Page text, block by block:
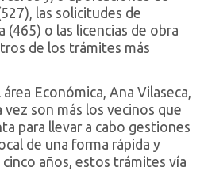
las solicitudes de
(465) o las licencias de obra
de los trámites más
Económica, Ana Vilaseca,
vez son más los vecinos que
para llevar a cabo gestiones
de una forma rápida y
años, estos trámites vía